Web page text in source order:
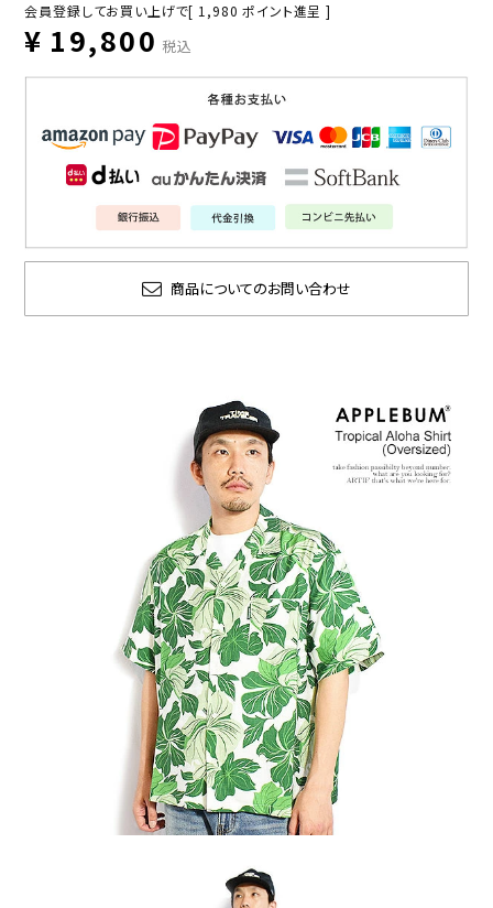
会員登録してお買い上げで[ 1,980 ポイント進呈 ]
¥ 19,800 税込
商品についてのお問い合わせ